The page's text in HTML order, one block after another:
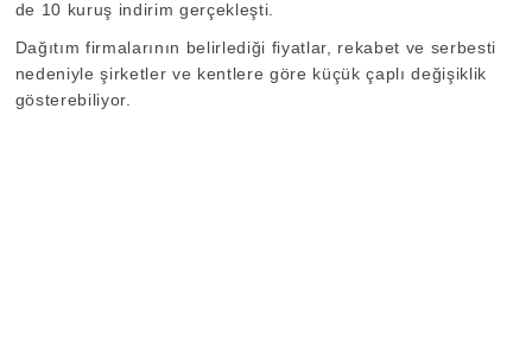
de 10 kuruş indirim gerçekleşti.
Dağıtım firmalarının belirlediği fiyatlar, rekabet ve serbesti
nedeniyle şirketler ve kentlere göre küçük çaplı değişiklik
gösterebiliyor.